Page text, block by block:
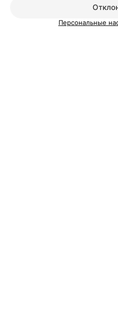
Тренажерные залы в
Персональные